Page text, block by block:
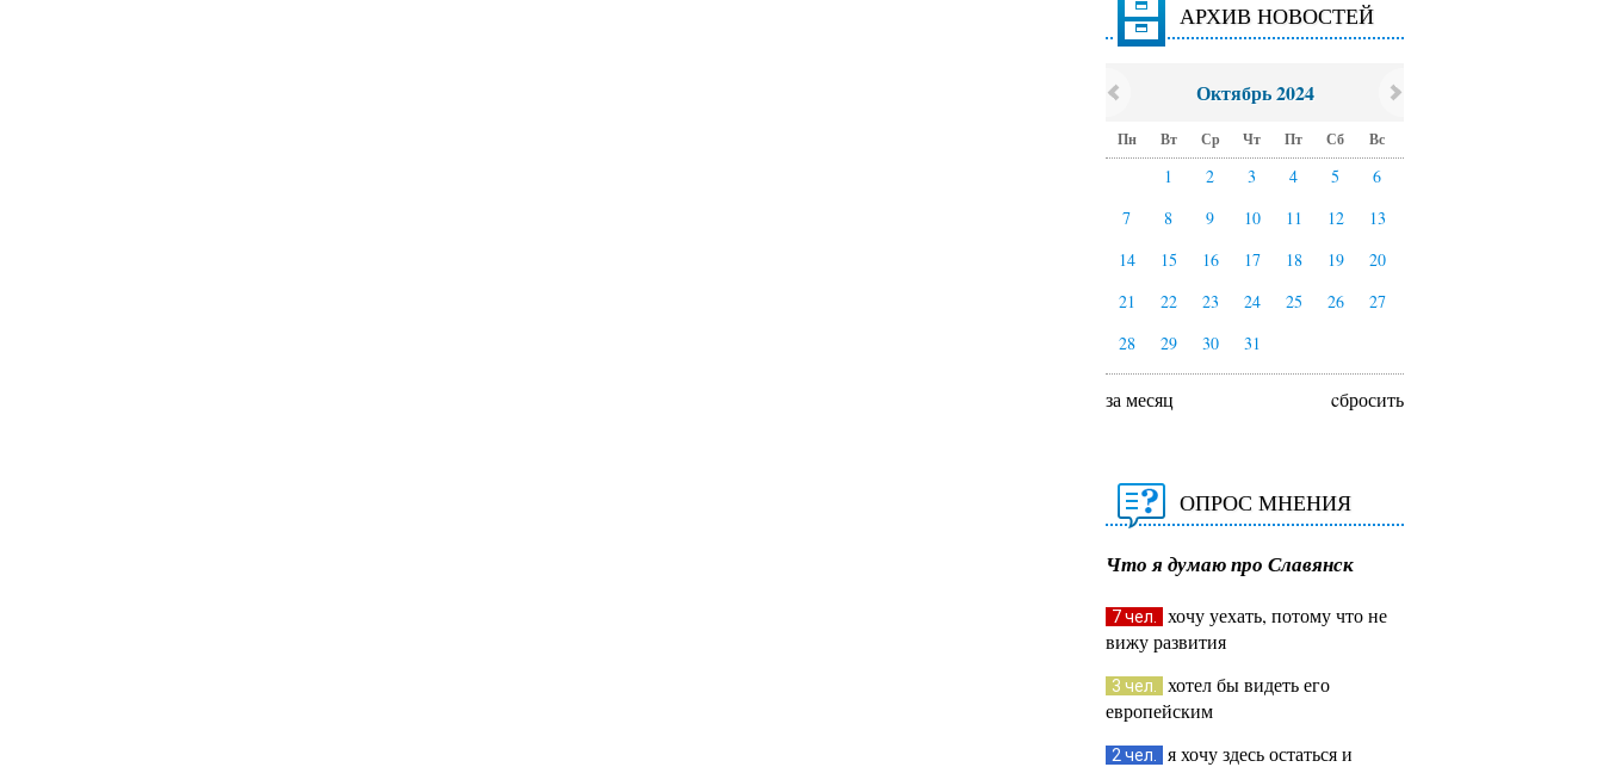
АРХИВ НОВОСТЕЙ
Октябрь 2024
Пн Вт Ср Чт Пт Сб Вс
1 2 3 4 5
6
7
8 9 10 11 12
13
14
15 16 17 18 19
20
21
22 23 24 25 26
27
28
29 30 31
за месяц cбросить
ОПРОС МНЕНИЯ
Что я думаю про Славянск
7 чел.
хочу уехать, потому что не
вижу развития
3 чел.
хотел бы видеть его
европейским
2 чел.
я хочу здесь остаться и